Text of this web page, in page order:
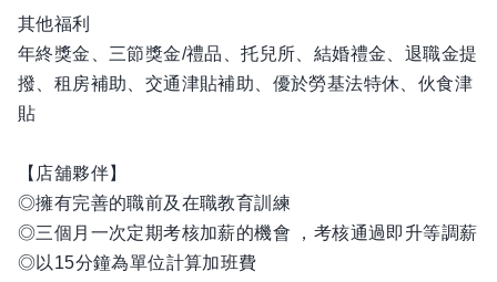
其他福利
年終獎金、三節獎金/禮品、托兒所、結婚禮金、退職金提
撥、租房補助、交通津貼補助、優於勞基法特休、伙食津
貼
【店舖夥伴】
◎擁有完善的職前及在職教育訓練
◎三個月一次定期考核加薪的機會 ，考核通過即升等調薪
◎以15分鐘為單位計算加班費